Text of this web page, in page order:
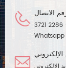
Whatsapp